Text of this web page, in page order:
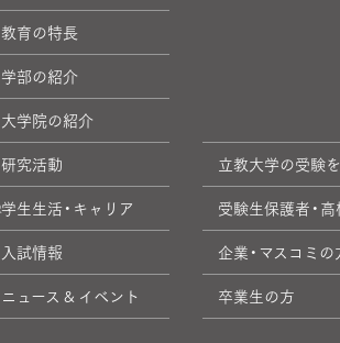
教育の特長
学部の紹介
大学院の紹介
研究活動
学生生活・キャリア
入試情報
ニュース & イベント
立教大学の受験
受験生保護者・
企業・マスコミの
卒業生の方